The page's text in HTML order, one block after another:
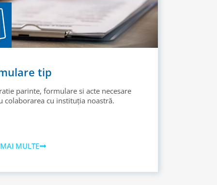
tip
parinte, formulare si acte necesare
colaborarea cu instituția noastră.
MULTE